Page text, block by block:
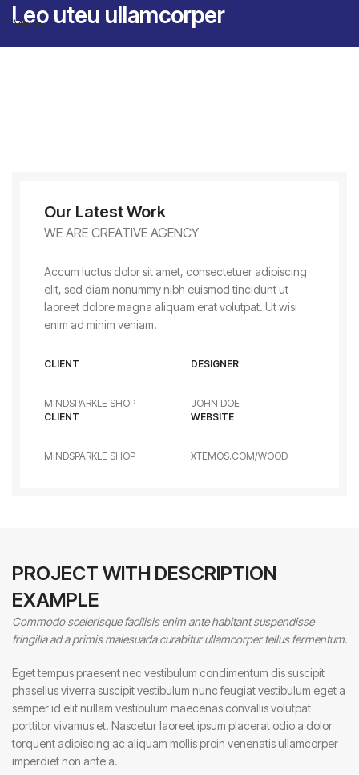
Menu
Leo uteu ullamcorper
Our Latest Work
WE ARE CREATIVE AGENCY
Accum luctus dolor sit amet, consectetuer adipiscing
elit, sed diam nonummy nibh euismod tincidunt ut
laoreet dolore magna aliquam erat volutpat. Ut wisi
enim ad minim veniam.
CLIENT
MINDSPARKLE SHOP
DESIGNER
JOHN DOE
CLIENT
MINDSPARKLE SHOP
WEBSITE
XTEMOS.COM/WOOD
PROJECT WITH DESCRIPTION
EXAMPLE
Commodo scelerisque facilisis enim ante habitant suspendisse
fringilla ad a primis malesuada curabitur ullamcorper tellus fermentum.
Eget tempus praesent nec vestibulum condimentum dis suscipit
phasellus viverra suscipit vestibulum nunc feugiat vestibulum eget a
semper id elit nullam vestibulum maecenas convallis volutpat
porttitor vivamus et. Nascetur laoreet ipsum placerat odio a dolor
torquent adipiscing ac aliquam mollis proin venenatis ullamcorper
imperdiet non ante a.